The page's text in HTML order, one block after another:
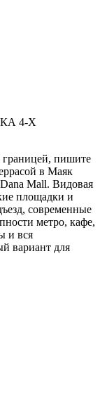
4-Х
границей, пишите
в Маяк
Mall. Видовая
площадки и
современные
метро, кафе,
и вся
вариант для